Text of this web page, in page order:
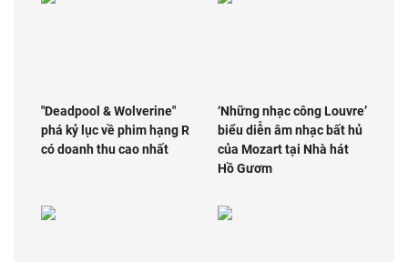
"Deadpool & Wolverine"
phá kỷ lục về phim hạng R
có doanh thu cao nhất
‘Những nhạc công Louvre’
biểu diễn âm nhạc bất hủ
của Mozart tại Nhà hát
Hồ Gươm